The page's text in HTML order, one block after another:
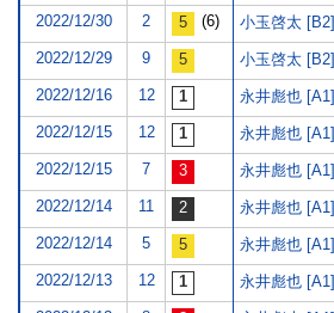
2022/12/30 2 (6) 小玉啓太 [B2]
2022/12/29 9 小玉啓太 [B2]
2022/12/16 12 永井彪也 [A1]
2022/12/15 12 永井彪也 [A1]
2022/12/15 7 永井彪也 [A1]
2022/12/14 11 永井彪也 [A1]
2022/12/14 5 永井彪也 [A1]
2022/12/13 12 永井彪也 [A1]